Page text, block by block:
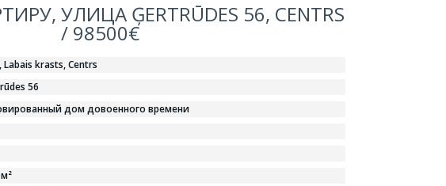
УЛИЦА ĢERTRŪDES 56, CENTRS
/ 98500€
Labais krasts, Centrs
56
дом довоенного времени